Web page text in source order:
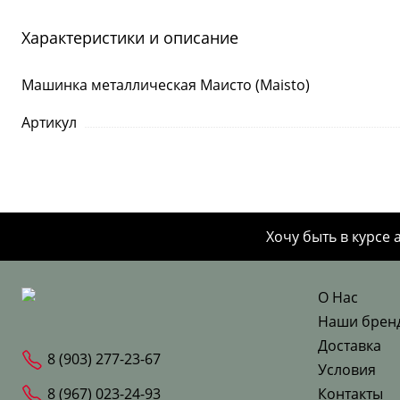
Характеристики и описание
Машинка металлическая Маисто (Maisto)
Артикул
Хочу быть в курсе
8 (903) 277-23-67
8 (967) 023-24-93
О Нас
Наши
Доставка
Условия
Контакты